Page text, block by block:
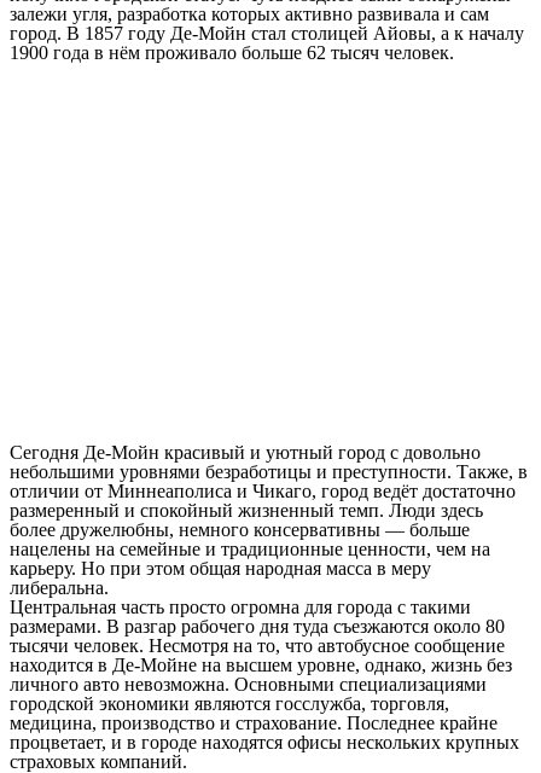
залежи угля, разработка которых активно развивала и сам
город. В 1857 году Де-Мойн стал столицей Айовы, а к началу
1900 года в нём проживало больше 62 тысяч человек.
Сегодня Де-Мойн красивый и уютный город с довольно
небольшими уровнями безработицы и преступности. Также, в
отличии от Миннеаполиса и Чикаго, город ведёт достаточно
размеренный и спокойный жизненный темп. Люди здесь
более дружелюбны, немного консервативны — больше
нацелены на семейные и традиционные ценности, чем на
карьеру. Но при этом общая народная масса в меру
либеральна.
Центральная часть просто огромна для города с такими
размерами. В разгар рабочего дня туда съезжаются около 80
тысячи человек. Несмотря на то, что автобусное сообщение
находится в Де-Мойне на высшем уровне, однако, жизнь без
личного авто невозможна. Основными специализациями
городской экономики являются госслужба, торговля,
медицина, производство и страхование. Последнее крайне
процветает, и в городе находятся офисы нескольких крупных
страховых компаний.